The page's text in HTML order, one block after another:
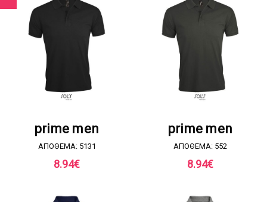
prime men
ΑΠΟΘΕΜΑ: 5131
8.94€
prime men
ΑΠΟΘΕΜΑ: 552
8.94€